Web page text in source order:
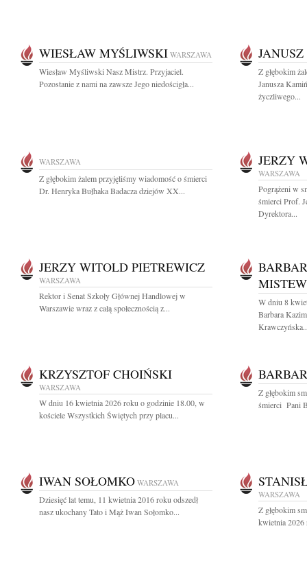
WIESŁAW MYŚLIWSKI WARSZAWA
Wiesław Myśliwski Nasz Mistrz. Przyjaciel.
Pozostanie z nami na zawsze Jego niedościgła...
Z głębokim
Janusza
życzliwego...
WARSZAWA
Z głębokim żalem przyjęliśmy wiadomość o śmierci
Dr. Henryka Bułhaka Badacza dziejów XX...
JERZY
WARSZAWA
Pogrążeni w
śmierci Prof.
Dyrektora...
JERZY WITOLD PIETREWICZ
WARSZAWA
Rektor i Senat Szkoły Głównej Handlowej w
Warszawie wraz z całą społecznością z...
W dniu 8
Barbara
KRZYSZTOF CHOIŃSKI
WARSZAWA
W dniu 16 kwietnia 2026 roku o godzinie 18.00, w
kościele Wszystkich Świętych przy placu...
Z głębokim
śmierci Pani
IWAN SOŁOMKO WARSZAWA
Dziesięć lat temu, 11 kwietnia 2016 roku odszedł
nasz ukochany Tato i Mąż Iwan Sołomko...
WARSZAWA
Z głębokim
kwietnia 2026